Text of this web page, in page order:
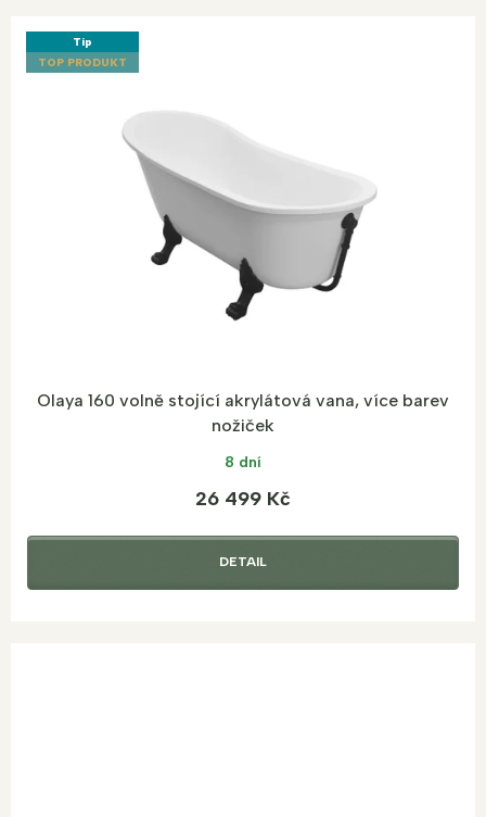
Tip
TOP PRODUKT
Olaya 160 volně stojící akrylátová vana, více barev
nožiček
8 dní
26 499 Kč
DETAIL